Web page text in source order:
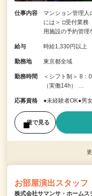
仕事内容
マンション管理人
には＞ □受付業務
用施設の予約管理
給与 時給1,330円以上
勤務地 東京都全域
勤務時間
＜シフト制＞ 8
（実働14h） …
応募資格 ●未経験者OK●男
後で見る
お部屋演出スタッフ
株式会社サマンサ・ホームス